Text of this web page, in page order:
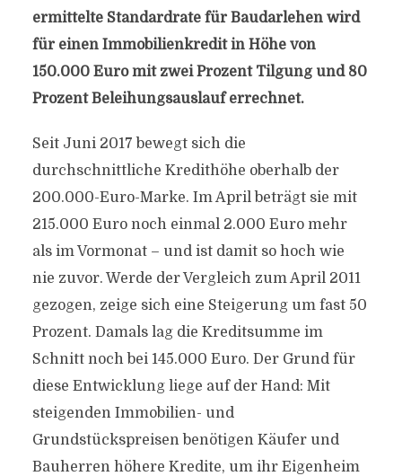
ermittelte Standardrate für Baudarlehen wird
für einen Immobilienkredit in Höhe von
150.000 Euro mit zwei Prozent Tilgung und 80
Prozent Beleihungsauslauf errechnet.
Seit Juni 2017 bewegt sich die
durchschnittliche Kredithöhe oberhalb der
200.000-Euro-Marke. Im April beträgt sie mit
215.000 Euro noch einmal 2.000 Euro mehr
als im Vormonat – und ist damit so hoch wie
nie zuvor. Werde der Vergleich zum April 2011
gezogen, zeige sich eine Steigerung um fast 50
Prozent. Damals lag die Kreditsumme im
Schnitt noch bei 145.000 Euro. Der Grund für
diese Entwicklung liege auf der Hand: Mit
steigenden Immobilien- und
Grundstückspreisen benötigen Käufer und
Bauherren höhere Kredite, um ihr Eigenheim